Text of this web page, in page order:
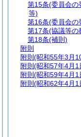
第15条(委員会の
等)
第16条(委員会の
第17条(協議等の
第18条(補則)
附則
附則 (昭和55年3月
附則 (昭和57年4月1
附則 (昭和59年4月1
附則 (昭和62年4月1